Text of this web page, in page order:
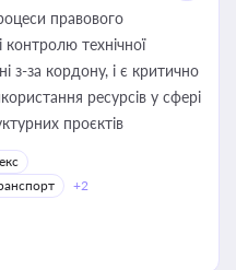
правового
технічної
з-за кордону, і є критично
ресурсів у сфері
проєктів
+2